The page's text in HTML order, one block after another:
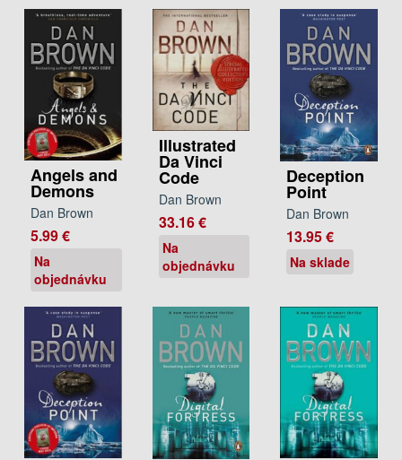
Angels and
Demons
Dan Brown
5.99 €
Na
objednávku
Illustrated
Da Vinci
Code
Dan Brown
33.16 €
Na
objednávku
Deception
Point
Dan Brown
13.95 €
Na sklade